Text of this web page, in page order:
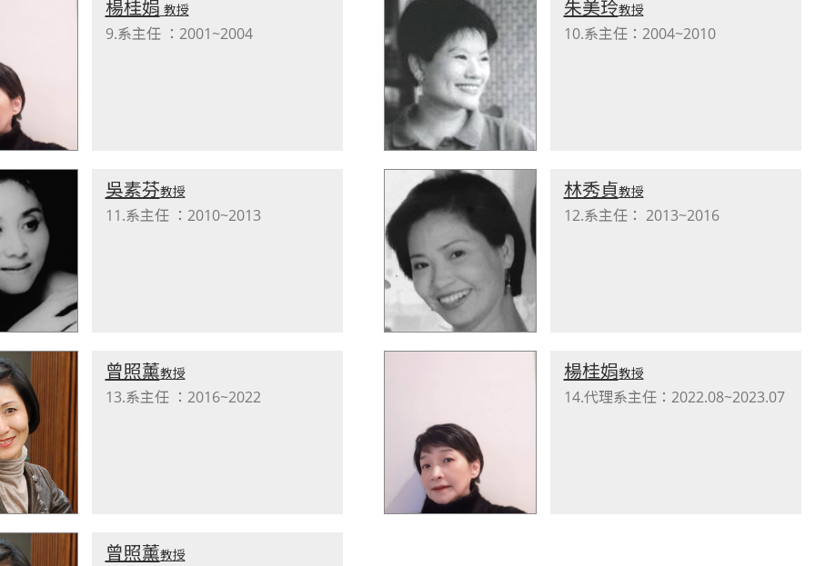
楊桂娟 教授
9.系主任 ：2001~2004
朱美玲教授
10.系主任：2004~2010
吳素芬教授
11.系主任 ：2010~2013
林秀貞教授
12.系主任： 2013~2016
曾照薰教授
13.系主任 ：2016~2022
楊桂娟教授
14.代理系主任：2022.08~2023.07
曾照薰教授